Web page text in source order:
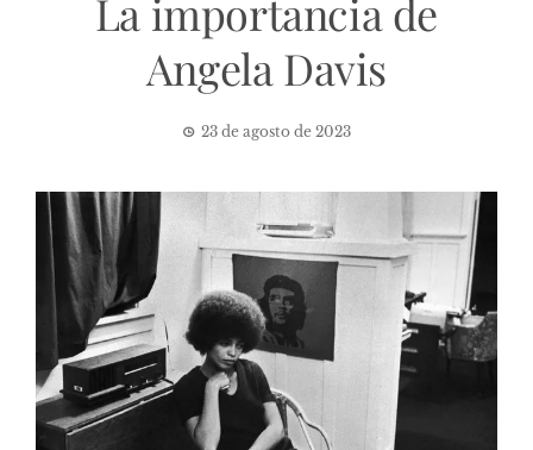
La importancia de
Angela Davis
23 de agosto de 2023